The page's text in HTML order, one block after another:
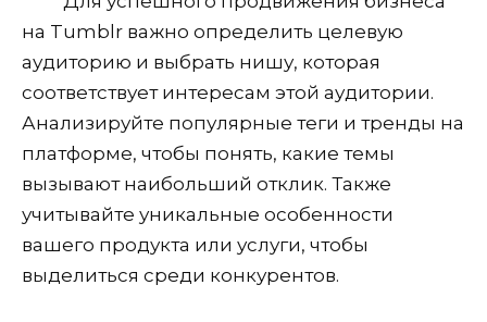
на Tumblr важно определить целевую
аудиторию и выбрать нишу, которая
соответствует интересам этой аудитории.
Анализируйте популярные теги и тренды на
платформе, чтобы понять, какие темы
вызывают наибольший отклик. Также
учитывайте уникальные особенности
вашего продукта или услуги, чтобы
выделиться среди конкурентов.